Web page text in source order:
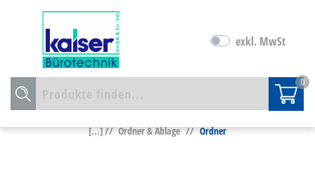
exkl. MwSt
0
[...] //Ordner & Ablage // Ordner